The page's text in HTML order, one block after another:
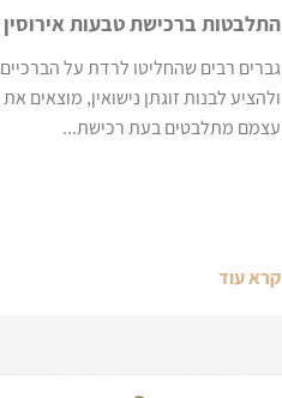
התלבטות ברכישת טבעות אירוסין
גברים רבים שהחליטו לרדת על הברכיים
ולהציע לבנות זוגתן נישואין, מוצאים את
עצמם מתלבטים בעת רכישת...
קרא עוד